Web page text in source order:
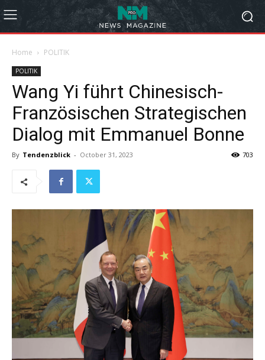
Home POLITIK
POLITIK
Wang Yi führt Chinesisch-
Französischen Strategischen
Dialog mit Emmanuel Bonne
By Tendenzblick - October 31, 2023 703